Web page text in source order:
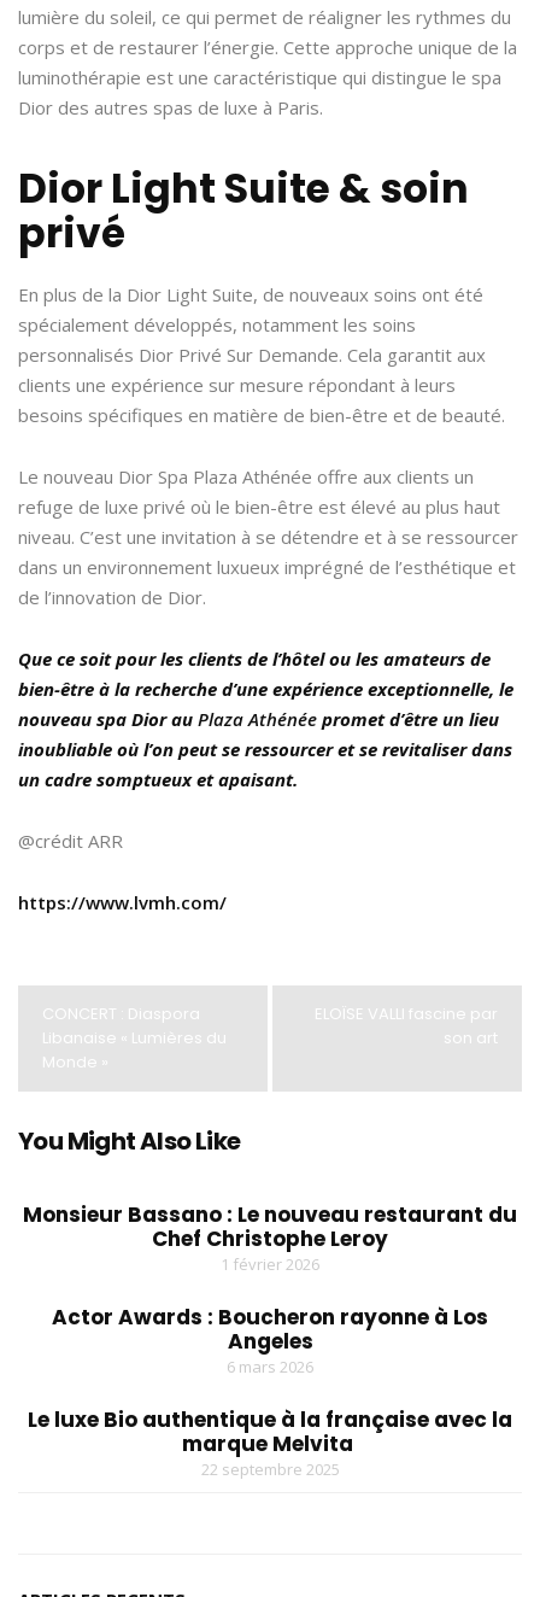
lumière du soleil, ce qui permet de réaligner les rythmes du
corps et de restaurer l’énergie. Cette approche unique de la
luminothérapie est une caractéristique qui distingue le spa
Dior des autres spas de luxe à Paris.
Dior Light Suite & soin
privé
En plus de la Dior Light Suite, de nouveaux soins ont été
spécialement développés, notamment les soins
personnalisés Dior Privé Sur Demande. Cela garantit aux
clients une expérience sur mesure répondant à leurs
besoins spécifiques en matière de bien-être et de beauté.
Le nouveau Dior Spa Plaza Athénée offre aux clients un
refuge de luxe privé où le bien-être est élevé au plus haut
niveau. C’est une invitation à se détendre et à se ressourcer
dans un environnement luxueux imprégné de l’esthétique et
de l’innovation de Dior.
Que ce soit pour les clients de l’hôtel ou les amateurs de
bien-être à la recherche d’une expérience exceptionnelle, le
nouveau spa Dior au Plaza Athénée promet d’être un lieu
inoubliable où l’on peut se ressourcer et se revitaliser dans
un cadre somptueux et apaisant.
@crédit ARR
https://www.lvmh.com/
CONCERT : Diaspora
Libanaise « Lumières du
Monde »
ELOÏSE VALLI fascine par
son art
You Might Also Like
Monsieur Bassano : Le nouveau restaurant du
Chef Christophe Leroy
1 février 2026
Actor Awards : Boucheron rayonne à Los
Angeles
6 mars 2026
Le luxe Bio authentique à la française avec la
marque Melvita
22 septembre 2025